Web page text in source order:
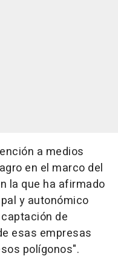
a medios
en el marco del
la que ha afirmado
y autonómico
de
esas empresas
polígonos".